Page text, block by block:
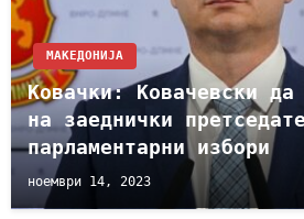
МАКЕДОНИЈА
Ковачки: Ковачевски да
на заеднички
парламентарни избори
ноември 14, 2023